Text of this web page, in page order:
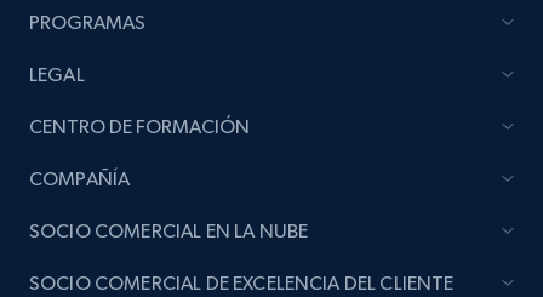
PROGRAMAS
LEGAL
CENTRO DE FORMACIÓN
COMPAÑÍA
SOCIO COMERCIAL EN LA NUBE
SOCIO COMERCIAL DE EXCELENCIA DEL CLIENTE